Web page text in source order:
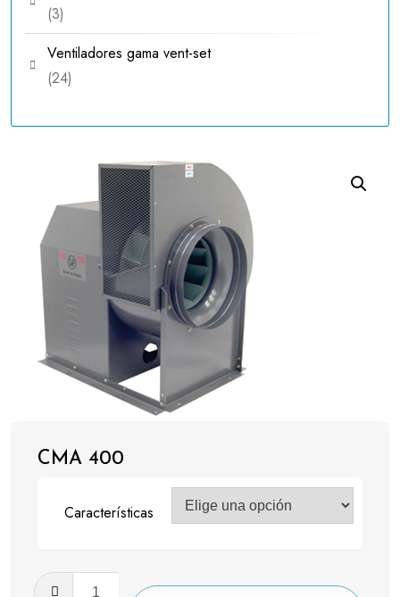
CMA 400
Características
33
productos
Ventiladores gama vent-set
2424